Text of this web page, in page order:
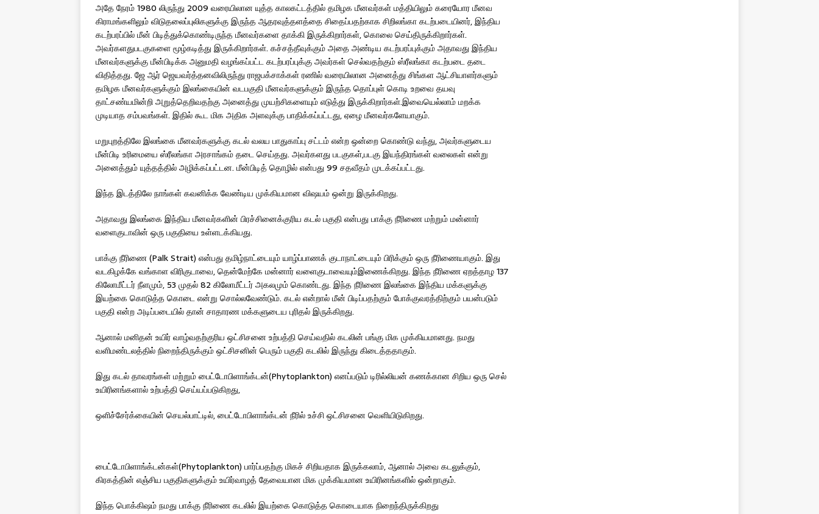
அதே நேரம் 1980 லிருந்து 2009 வரையிலான யுத்த காலகட்டத்தில் தமிழக மீனவர்கள் மத்தியிலும் கரையோர மீனவ
கிராமங்களிலும் விடுதலைப்புலிகளுக்கு இருந்த ஆதரவுத்தளத்தை சிதைப்பதற்காக சிறிலங்கா கடற்படையினர், இந்திய
கடற்பரப்பில் மீன் பிடித்துக்கொண்டிருந்த மீனவர்களை தாக்கி இருக்கிறார்கள், கொலை செய்திருக்கிறார்கள்.
அவர்களதுபடகுகளை மூழ்கடித்து இருக்கிறார்கள். கச்சத்தீவுக்கும் அதை அண்டிய கடற்பரப்புக்கும் அதாவது இந்திய
மீனவர்களுக்கு மீன்பிடிக்க அனுமதி வழங்கப்பட்ட கடற்பரப்புக்கு அவர்கள் செல்வதற்கும் ஸ்ரீலங்கா கடற்படை தடை
விதித்தது. ஜே ஆர் ஜெயவர்த்தனவிலிருந்து ராஜபக்சாக்கள் ரணில் வரையிலான அனைத்து சிங்கள ஆட்சியாளர்களும்
தமிழக மீனவர்களுக்கும் இலங்கையின் வடபகுதி மீனவர்களுக்கும் இருந்த தொப்புள் கொடி உறவை தயவு
தாட்சண்யமின்றி அறுத்தெறிவதற்கு அனைத்து முயற்சிகளையும் எடுத்து இருக்கிறார்கள்.இவையெல்லாம் மறக்க
முடியாத சம்பவங்கள். இதில் கூட மிக அதிக அளவுக்கு பாதிக்கப்பட்டது, ஏழை மீனவர்களேயாகும்.
மறுபுறத்திலே இலங்கை மீனவர்களுக்கு கடல் வலய பாதுகாப்பு சட்டம் என்ற ஒன்றை கொண்டு வந்து, அவர்களுடைய
மீன்பிடி உரிமையை ஸ்ரீலங்கா அரசாங்கம் தடை செய்தது. அவர்களது படகுகள்,படகு இயந்திரங்கள் வலைகள் என்று
அனைத்தும் யுத்தத்தில் அழிக்கப்பட்டன. மீன்பிடித் தொழில் என்பது 99 சதவீதம் முடக்கப்பட்டது.
இந்த இடத்திலே நாங்கள் கவனிக்க வேண்டிய முக்கியமான விஷயம் ஒன்று இருக்கிறது.
அதாவது இலங்கை இந்திய மீனவர்களின் பிரச்சினைக்குரிய கடல் பகுதி என்பது பாக்கு நீரிணை மற்றும் மன்னார்
வளைகுடாவின் ஒரு பகுதியை உள்ளடக்கியது.
பாக்கு நீரிணை (Palk Strait) என்பது தமிழ்நாட்டையும் யாழ்ப்பாணக் குடாநாட்டையும் பிரிக்கும் ஒரு நீரிணையாகும். இது
வடகிழக்கே வங்காள விரிகுடாவை, தென்மேற்கே மன்னார் வளைகுடாவையும்இணைக்கிறது. இந்த நீரிணை ஏறத்தாழ 137
கிலோமீட்டர் நீளமும், 53 முதல் 82 கிலோமீட்டர் அகலமும் கொண்டது. இந்த நீரிணை இலங்கை இந்திய மக்களுக்கு
இயற்கை கொடுத்த கொடை என்று சொல்லவேண்டும். கடல் என்றால் மீன் பிடிப்பதற்கும் போக்குவரத்திற்கும் பயன்படும்
பகுதி என்ற அடிப்படையில் தான் சாதாரண மக்களுடைய புரிதல் இருக்கிறது.
ஆனால் மனிதன் உயிர் வாழ்வதற்குரிய ஒட்சிசனை உற்பத்தி செய்வதில் கடலின் பங்கு மிக முக்கியமானது. நமது
வளிமண்டலத்தில் நிறைந்திருக்கும் ஒட்சிசனின் பெரும் பகுதி கடலில் இருந்து கிடைத்ததாகும்.
இது கடல் தாவரங்கள் மற்றும் பைட்டோபிளாங்க்டன்(Phytoplankton) எனப்படும் டிரில்லியன் கணக்கான சிறிய ஒரு செல்
உயிரினங்களால் உற்பத்தி செய்யப்படுகிறது,
ஒளிச்சேர்க்கையின் செயல்பாட்டில், பைட்டோபிளாங்க்டன் நீரில் உச்சி ஒட்சிசனை வெளியிடுகிறது.
பைட்டோபிளாங்க்டன்கள்(Phytoplankton) பார்ப்பதற்கு மிகச் சிறியதாக இருக்கலாம், ஆனால் அவை கடலுக்கும்,
கிரகத்தின் எஞ்சிய பகுதிகளுக்கும் உயிர்வாழத் தேவையான மிக முக்கியமான உயிரினங்களில் ஒன்றாகும்.
இந்த பொக்கிஷம் நமது பாக்கு நீரிணை கடலில் இயற்கை கொடுத்த கொடையாக நிறைந்திருக்கிறது